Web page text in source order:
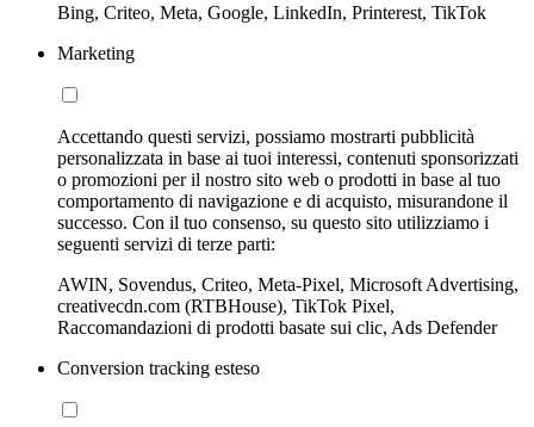
Bing, Criteo, Meta, Google, LinkedIn, Printerest, TikTok
Marketing
Accettando questi servizi, possiamo mostrarti pubblicità
personalizzata in base ai tuoi interessi, contenuti sponsorizzati
o promozioni per il nostro sito web o prodotti in base al tuo
comportamento di navigazione e di acquisto, misurandone il
successo. Con il tuo consenso, su questo sito utilizziamo i
seguenti servizi di terze parti:
AWIN, Sovendus, Criteo, Meta-Pixel, Microsoft Advertising,
creativecdn.com (RTBHouse), TikTok Pixel,
Raccomandazioni di prodotti basate sui clic, Ads Defender
Conversion tracking esteso